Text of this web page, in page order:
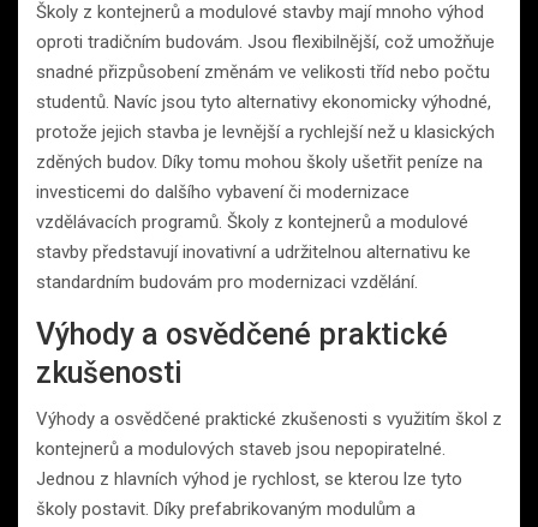
Školy z kontejnerů a modulové stavby mají mnoho výhod
oproti tradičním budovám. Jsou flexibilnější, což umožňuje
snadné přizpůsobení změnám ve velikosti tříd nebo počtu
studentů. Navíc jsou tyto alternativy ekonomicky výhodné,
protože jejich stavba je levnější a rychlejší než u klasických
zděných budov. Díky tomu mohou školy ušetřit peníze na
investicemi do dalšího vybavení či modernizace
vzdělávacích programů. Školy z kontejnerů a modulové
stavby představují inovativní a udržitelnou alternativu ke
standardním budovám pro modernizaci vzdělání.
Výhody a osvědčené praktické
zkušenosti
Výhody a osvědčené praktické zkušenosti s využitím škol z
kontejnerů a modulových staveb jsou nepopiratelné.
Jednou z hlavních výhod je rychlost, se kterou lze tyto
školy postavit. Díky prefabrikovaným modulům a